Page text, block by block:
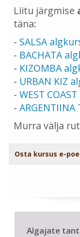
Liitu järgmise
täna:
- SALSA
- BACHATA
- KIZOMBA
- URBAN KIZ
- WEST
-
Murra välja
Osta kursus e-
Algajate